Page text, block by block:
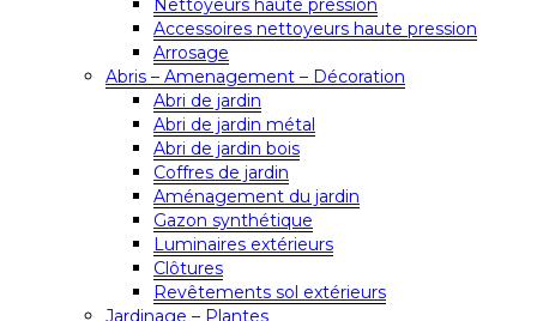
Nettoyeurs haute pression
Accessoires nettoyeurs haute pression
Arrosage
Abris – Amenagement – Décoration
Abri de jardin
Abri de jardin métal
Abri de jardin bois
Coffres de jardin
Aménagement du jardin
Gazon synthétique
Luminaires extérieurs
Clôtures
Revêtements sol extérieurs
Jardinage – Plantes